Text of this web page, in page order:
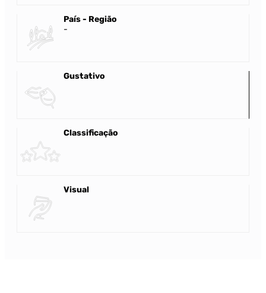
País - Região
-
Gustativo
Classificação
Visual